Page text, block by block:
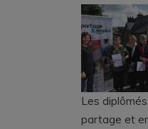
Les
partage et